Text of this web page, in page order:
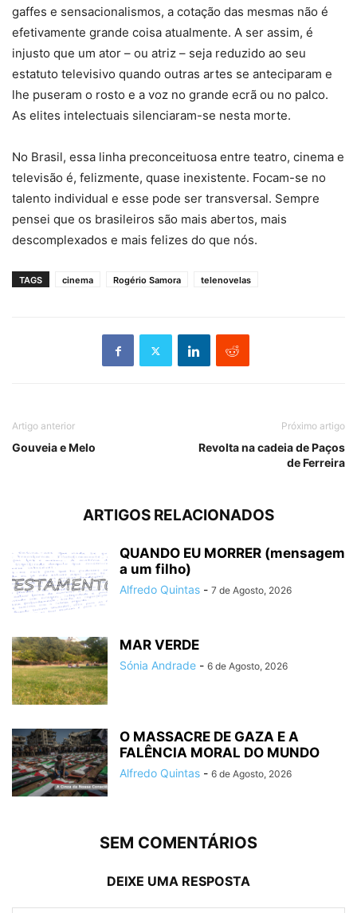
gaffes e sensacionalismos, a cotação das mesmas não é
efetivamente grande coisa atualmente. A ser assim, é
injusto que um ator – ou atriz – seja reduzido ao seu
estatuto televisivo quando outras artes se anteciparam e
lhe puseram o rosto e a voz no grande ecrã ou no palco.
As elites intelectuais silenciaram-se nesta morte.
No Brasil, essa linha preconceituosa entre teatro, cinema e
televisão é, felizmente, quase inexistente. Focam-se no
talento individual e esse pode ser transversal. Sempre
pensei que os brasileiros são mais abertos, mais
descomplexados e mais felizes do que nós.
TAGS cinema Rogério Samora telenovelas
Artigo anterior
Gouveia e Melo
Próximo artigo
Revolta na cadeia de Paços
de Ferreira
ARTIGOS RELACIONADOS
QUANDO EU MORRER (mensagem
a um filho)
Alfredo Quintas - 7 de Agosto, 2026
MAR VERDE
Sónia Andrade - 6 de Agosto, 2026
O MASSACRE DE GAZA E A
FALÊNCIA MORAL DO MUNDO
Alfredo Quintas - 6 de Agosto, 2026
SEM COMENTÁRIOS
DEIXE UMA RESPOSTA